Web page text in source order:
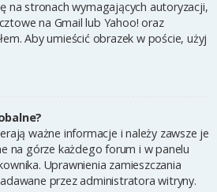
na stronach wymagających autoryzacji,
na Gmail lub Yahoo! oraz
Aby umieścić obrazek w poście, użyj
ważne informacje i należy zawsze je
na górze każdego forum i w panelu
Uprawnienia zamieszczania
przez administratora witryny.